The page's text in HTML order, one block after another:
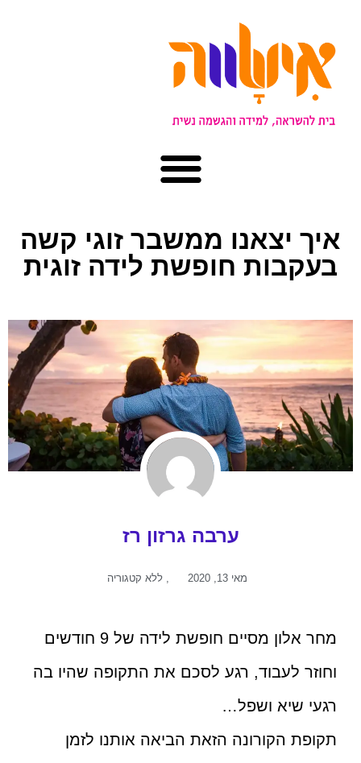
איך יצאנו ממשבר זוגי קשה
בעקבות חופשת לידה זוגית
ערבה גרזון רז
מאי 13, 2020 ללא קטגוריה
מחר אלון מסיים חופשת לידה של 9 חודשים
וחוזר לעבוד, רגע לסכם את התקופה שהיו בה
רגעי שיא ושפל…
תקופת הקורונה הזאת הביאה אותנו לזמן